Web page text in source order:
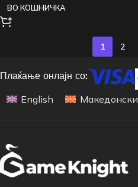
ВО КОШНИЧКА
1 2
Плаќање онлајн со:
English
Македонски